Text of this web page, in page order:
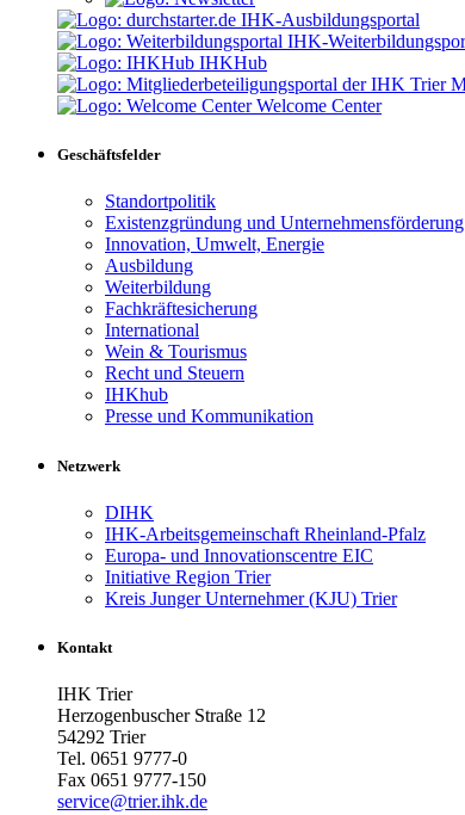
IHK-Ausbildungsportal
IHK-
IHKHub
Welcome Center
Geschäftsfelder
Standortpolitik
Existenzgründung und Unternehmensförderung
Innovation, Umwelt, Energie
Ausbildung
Weiterbildung
Fachkräftesicherung
International
Wein & Tourismus
Recht und Steuern
IHKhub
Presse und Kommunikation
Netzwerk
DIHK
IHK-Arbeitsgemeinschaft Rheinland-Pfalz
Europa- und Innovationscentre EIC
Initiative Region Trier
Kreis Junger Unternehmer (KJU) Trier
Kontakt
IHK Trier
Herzogenbuscher Straße 12
54292 Trier
Tel. 0651 9777-0
Fax 0651 9777-150
service@trier.ihk.de